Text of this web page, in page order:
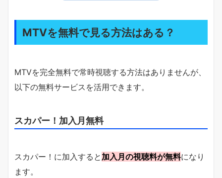
MTVを無料で見る方法はある？
MTVを完全無料で常時視聴する方法はありませんが、
以下の無料サービスを活用できます。
スカパー！加入月無料
スカパー！に加入すると 加入月の視聴料が無料になり
ます。